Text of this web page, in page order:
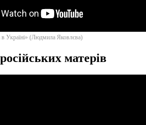
в Україні» (Людмила Яковлєва)
матерів